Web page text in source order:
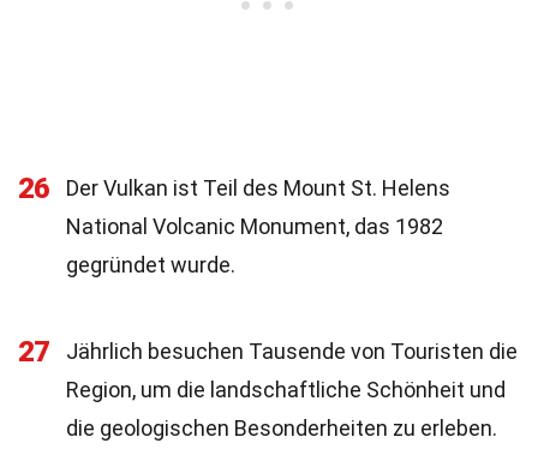
26
Der Vulkan ist Teil des Mount St. Helens
National Volcanic Monument, das 1982
gegründet wurde.
27
Jährlich besuchen Tausende von Touristen die
Region, um die landschaftliche Schönheit und
die geologischen Besonderheiten zu erleben.